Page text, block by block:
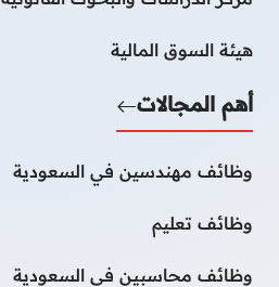
هيئة السوق المالية
أهم المجالات
وظائف مهندسين في السعودية
وظائف تعليم
وظائف محاسبين فى السعودية